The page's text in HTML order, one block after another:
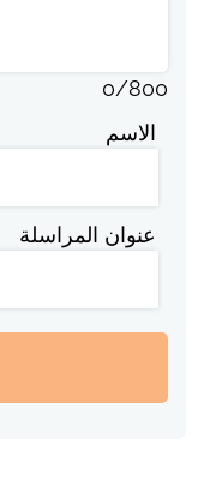
0/800
الاسم
عنوان المراسلة